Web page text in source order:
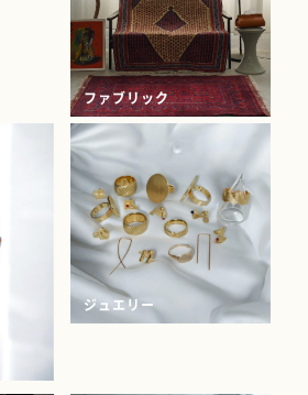
ファブリック
ジュエリー